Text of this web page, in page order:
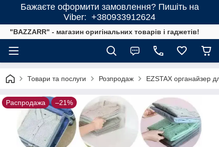
Бажаєте оформити замовлення? Пишіть на
Viber: +380933912624
"BAZZARR" - магазин оригінальних товарів і гаджетів!
Товари та послуги Розпродаж EZSTAX органайзер
Распродажа –21%